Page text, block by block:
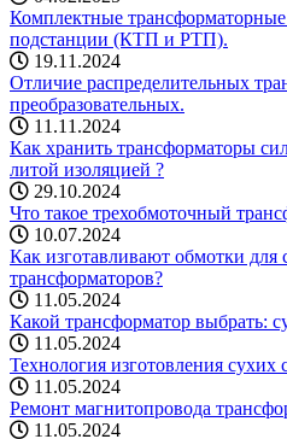
Комплектные
подстанции (КТП и РТП).
19.11.2024
Отличие распределительных
преобразовательных.
11.11.2024
Как хранить трансформаторы
литой изоляцией ?
29.10.2024
Что такое трехобмоточный
10.07.2024
Как изготавливают обмотки для
трансформаторов?
11.05.2024
Какой трансформатор выбрать:
11.05.2024
Технология изготовления
11.05.2024
Ремонт магнитопровода
11.05.2024